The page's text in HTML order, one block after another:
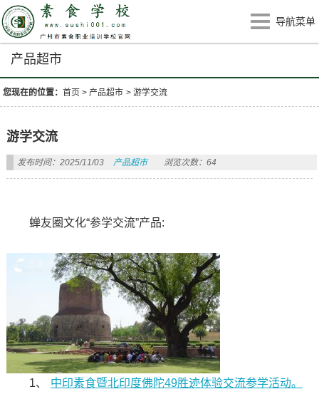
导航菜单
产品超市
您现在的位置：首页 >产品超市 >游学交流
游学交流
发布时间：2025/11/03 产品超市 浏览次数：64
蝉友圈文化“参学交流”产品:
1、 中印素食暨北印度佛陀49胜迹体验交流参学活动。